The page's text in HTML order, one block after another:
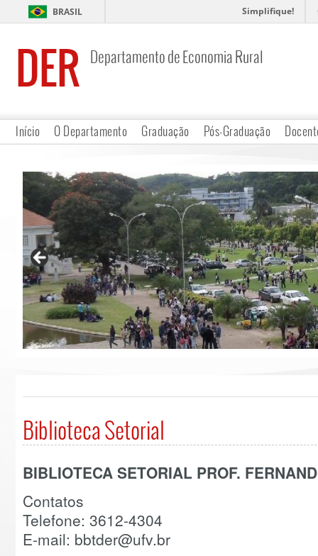
BRASIL Simplifique!
DER Departamento de Economia Rural
Início O Departamento Graduação Pós-Graduação
Biblioteca Setorial
BIBLIOTECA SETORIAL PROF.
Contatos
Telefone: 3612-4304
E-mail: bbtder@ufv.br